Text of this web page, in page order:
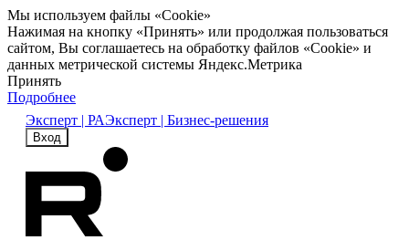
Мы используем файлы «Cookie»
Нажимая на кнопку «Принять» или продолжая пользоваться
сайтом, Вы соглашаетесь на обработку файлов «Cookie» и
данных метрической системы Яндекс.Метрика
Принять
Подробнее
Эксперт | РАЭксперт | Бизнес-решения
Вход